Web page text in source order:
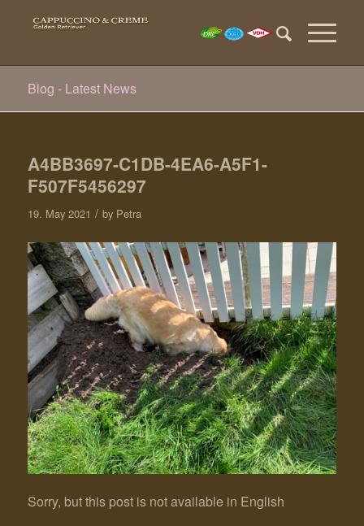
Blog - Latest News
A4BB3697-C1DB-4EA6-A5F1-
F507F5456297
19. May 2021 / by Petra
Sorry, but this post is not available in English